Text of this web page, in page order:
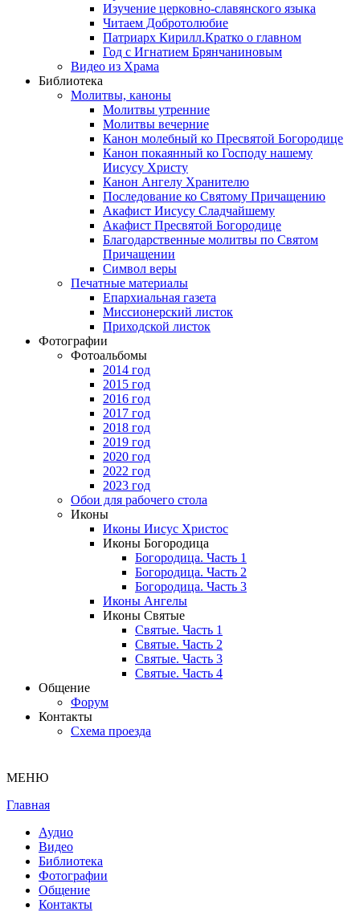
Изучение церковно-славянского языка
Читаем Добротолюбие
Патриарх Кирилл.Кратко о главном
Год с Игнатием Брянчаниновым
Видео из Храма
Библиотека
Молитвы, каноны
Молитвы утренние
Молитвы вечерние
Канон молебный ко Пресвятой Богородице
Канон покаянный ко Господу нашему
Иисусу Христу
Канон Ангелу Хранителю
Последование ко Святому Причащению
Акафист Иисусу Сладчайшему
Акафист Пресвятой Богородице
Благодарственные молитвы по Святом
Причащении
Символ веры
Печатные материалы
Епархиальная газета
Миссионерский листок
Приходской листок
Фотографии
Фотоальбомы
2014 год
2015 год
2016 год
2017 год
2018 год
2019 год
2020 год
2022 год
2023 год
Обои для рабочего стола
Иконы
Иконы Иисус Христос
Иконы Богородица
Богородица. Часть 1
Богородица. Часть 2
Богородица. Часть 3
Иконы Ангелы
Иконы Святые
Святые. Часть 1
Святые. Часть 2
Святые. Часть 3
Святые. Часть 4
Общение
Форум
Контакты
Схема проезда
МЕНЮ
Главная
Аудио
Видео
Библиотека
Фотографии
Общение
Контакты